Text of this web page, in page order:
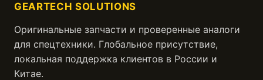
GEARTECH SOLUTIONS
Оригинальные запчасти и проверенные аналоги
для спецтехники. Глобальное присутствие,
локальная поддержка клиентов в России и
Китае.